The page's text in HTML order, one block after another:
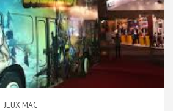
JEUX MAC